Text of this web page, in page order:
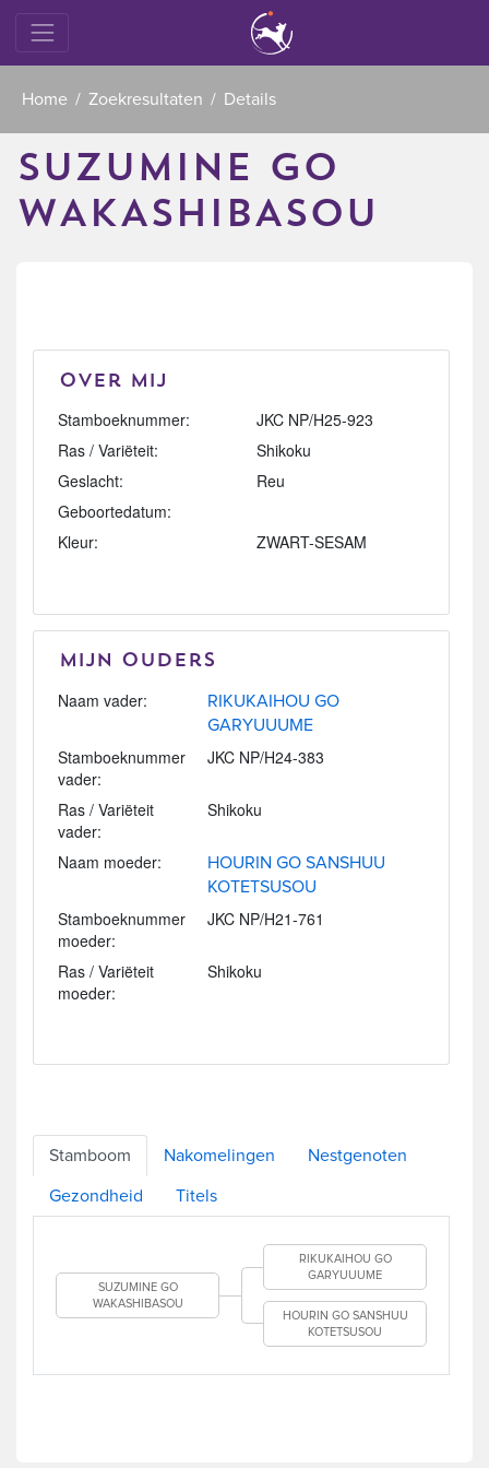
Home Zoekresultaten Details
SUZUMINE GO
WAKASHIBASOU
Over mij
Stamboeknummer:
JKC NP/H25-923
Ras / Variëteit:
Shikoku
Geslacht:
Reu
Geboortedatum:
Kleur:
ZWART-SESAM
Mijn Ouders
Naam vader:
RIKUKAIHOU GO
GARYUUUME
Stamboeknummer
vader:
JKC NP/H24-383
Ras / Variëteit
vader:
Shikoku
Naam moeder:
HOURIN GO SANSHUU
KOTETSUSOU
Stamboeknummer
moeder:
JKC NP/H21-761
Ras / Variëteit
moeder:
Shikoku
Stamboom Nakomelingen Nestgenoten
Gezondheid Titels
SUZUMINE GO
WAKASHIBASOU
RIKUKAIHOU GO
GARYUUUME
HOURIN GO SANSHUU
KOTETSUSOU